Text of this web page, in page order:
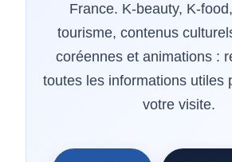
France. K-beauty, K-
tourisme, contenus
coréennes et animations :
toutes les informations utiles
votre visite.